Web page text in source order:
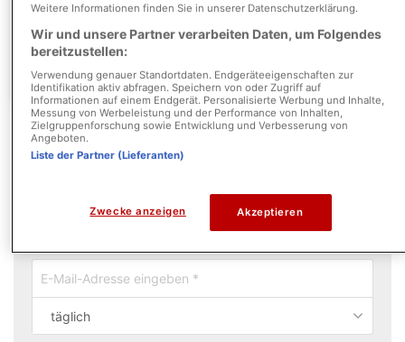
Suche anpassen
Objekttyp: Bungalow
Neue Angebote per E-Mail erhalten
täglich
Weitere Informationen finden Sie in unserer Datenschutzerklärung.
Wir und unsere Partner verarbeiten Daten, um Folgendes
bereitzustellen:
Verwendung genauer Standortdaten. Endgeräteeigenschaften zur
Identifikation aktiv abfragen. Speichern von oder Zugriff auf
Informationen auf einem Endgerät. Personalisierte Werbung und Inhalte,
Messung von Werbeleistung und der Performance von Inhalten,
Zielgruppenforschung sowie Entwicklung und Verbesserung von
Angeboten.
Liste der Partner (Lieferanten)
Zwecke anzeigen Akzeptieren